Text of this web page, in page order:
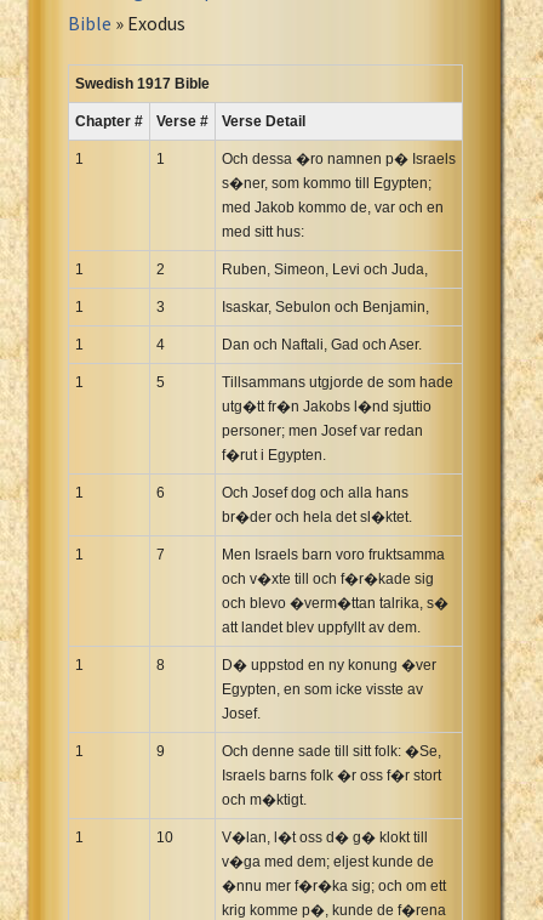
Russian Synodal 1876 Bible
Russian Synodal Bible Win-1251
Spanish RV 1909 Bible
Swahili New Testament
Swedish 1917 Bible
Tagalog 1905
Tagalog John and James
Ukrainian Bible
Vietnamese 1934 Bible
Bible » Exodus
Swedish 1917 Bible
Chapter # Verse # Verse Detail
1 1
Och dessa �ro namnen p� Israels
s�ner, som kommo till Egypten;
med Jakob kommo de, var och en
med sitt hus:
1 2 Ruben, Simeon, Levi och Juda,
1 3 Isaskar, Sebulon och Benjamin,
1 4 Dan och Naftali, Gad och Aser.
1 5
Tillsammans utgjorde de som hade
utg�tt fr�n Jakobs l�nd sjuttio
personer; men Josef var redan
f�rut i Egypten.
1 6
Och Josef dog och alla hans
br�der och hela det sl�ktet.
1 7
Men Israels barn voro fruktsamma
och v�xte till och f�r�kade sig
och blevo �verm�ttan talrika, s�
att landet blev uppfyllt av dem.
1 8
D� uppstod en ny konung �ver
Egypten, en som icke visste av
Josef.
1 9
Och denne sade till sitt folk: �Se,
Israels barns folk �r oss f�r stort
och m�ktigt.
1 10
V�lan, l�t oss d� g� klokt till
v�ga med dem; eljest kunde de
�nnu mer f�r�ka sig; och om ett
krig komme p�, kunde de f�rena